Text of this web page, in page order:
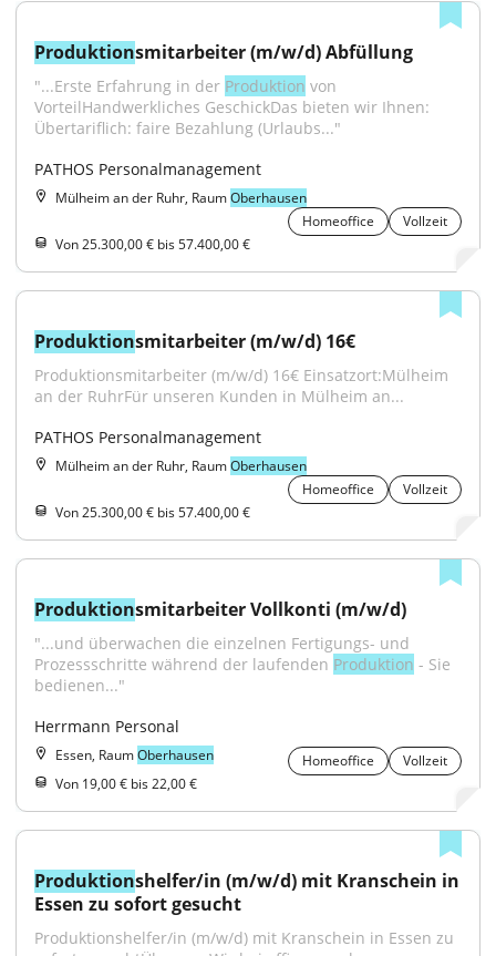
Produktionsmitarbeiter (m/w/d) Abfüllung
"...Erste Erfahrung in der Produktion von
VorteilHandwerkliches GeschickDas bieten wir Ihnen:
Übertariflich: faire Bezahlung (Urlaubs..."
PATHOS Personalmanagement
Mülheim an der Ruhr, RaumOberhausen
Homeoffice
Vollzeit
Von 25.300,00 € bis 57.400,00 €
Produktionsmitarbeiter (m/w/d) 16€
Produktionsmitarbeiter (m/w/d) 16€ Einsatzort:Mülheim
an der RuhrFür unseren Kunden in Mülheim an...
PATHOS Personalmanagement
Mülheim an der Ruhr, RaumOberhausen
Homeoffice
Vollzeit
Von 25.300,00 € bis 57.400,00 €
Produktionsmitarbeiter Vollkonti (m/w/d)
"...und überwachen die einzelnen Fertigungs- und
Prozessschritte während der laufenden Produktion - Sie
bedienen..."
Herrmann Personal
Essen, RaumOberhausen Homeoffice
Vollzeit
Von 19,00 € bis 22,00 €
Produktionshelfer/in (m/w/d) mit Kranschein in
Essen zu sofort gesucht
Produktionshelfer/in (m/w/d) mit Kranschein in Essen zu